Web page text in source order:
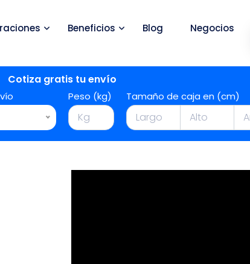
Beneficios Blog Negocios
Cotiza gratis tu envío
Peso (kg) Tamaño de caja en (cm)